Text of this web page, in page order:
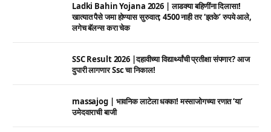
Ladki Bahin Yojana 2026 | लाडक्या बहिणींना दिलासा!
खात्यात पैसे जमा होण्यास सुरुवात; 4500 नाही तर ‘इतके’ रुपये आले,
लगेच बॅलन्स करा चेक
SSC Result 2026 |दहावीच्या विद्यार्थ्यांची प्रतीक्षा संपणार? आज
दुपारी लागणार Ssc चा निकाल!
massajog | भावनिक लाटेला धक्का! मस्साजोगच्या रणात ‘या’
उमेदवाराची बाजी